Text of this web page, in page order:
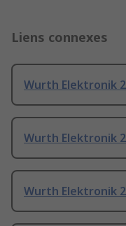
Liens connexes
Wurth Elektronik
Wurth Elektronik
Wurth Elektronik